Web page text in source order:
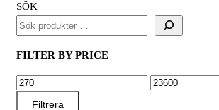
SÖK
FILTER BY PRICE
MIN
PRIS
MAX
Filtrera